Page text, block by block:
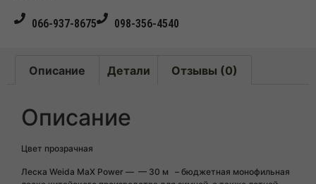
066-937-8675 098-356-4540
Описание Детали Отзывы (0)
Описание
Цвет прозрачная
Леска Weida MaX Power — — 30 м – бюджетная монофильная